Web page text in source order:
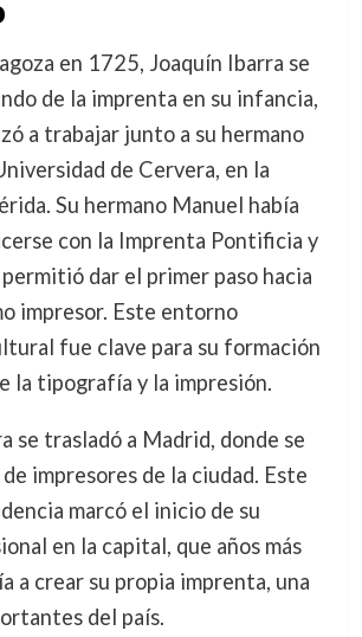
en 1725, Joaquín Ibarra se
de la imprenta en su infancia,
a trabajar junto a su hermano
de Cervera, en la
Su hermano Manuel había
con la Imprenta Pontificia y
dar el primer paso hacia
impresor. Este entorno
fue clave para su formación
la tipografía y la impresión.
se trasladó a Madrid, donde se
impresores de la ciudad. Este
marcó el inicio de su
en la capital, que años más
a crear su propia imprenta, una
del país.